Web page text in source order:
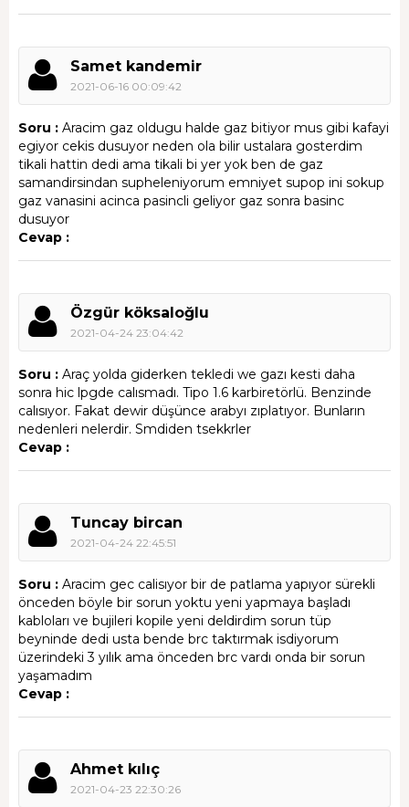
Samet kandemir
2021-06-16 00:09:42
Soru : Aracim gaz oldugu halde gaz bitiyor mus gibi kafayi
egiyor cekis dusuyor neden ola bilir ustalara gosterdim
tikali hattin dedi ama tikali bi yer yok ben de gaz
samandirsindan supheleniyorum emniyet supop ini sokup
gaz vanasini acinca pasincli geliyor gaz sonra basinc
dusuyor
Cevap :
Özgür köksaloğlu
2021-04-24 23:04:42
Soru : Araç yolda giderken tekledi we gazı kesti daha
sonra hic lpgde calısmadı. Tipo 1.6 karbiretörlü. Benzinde
calısıyor. Fakat dewir düşünce arabyı zıplatıyor. Bunların
nedenleri nelerdir. Smdiden tsekkrler
Cevap :
Tuncay bircan
2021-04-24 22:45:51
Soru : Aracim gec calisıyor bir de patlama yapıyor sürekli
önceden böyle bir sorun yoktu yeni yapmaya başladı
kabloları ve bujileri kopile yeni deldirdim sorun tüp
beyninde dedi usta bende brc taktırmak isdiyorum
üzerindeki 3 yılık ama önceden brc vardı onda bir sorun
yaşamadım
Cevap :
Ahmet kılıç
2021-04-23 22:30:26